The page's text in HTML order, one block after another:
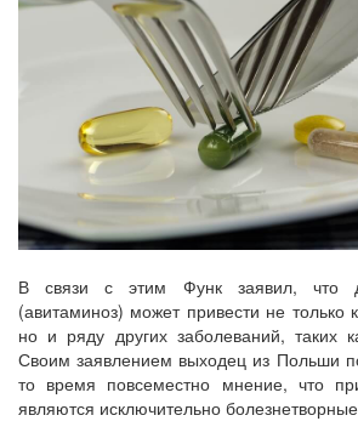
В связи с этим Функ заявил, что
(авитаминоз) может привести не только
но и ряду других заболеваний, таких
Своим заявлением выходец из Польши
то время повсеместно мнение, что
являются исключительно